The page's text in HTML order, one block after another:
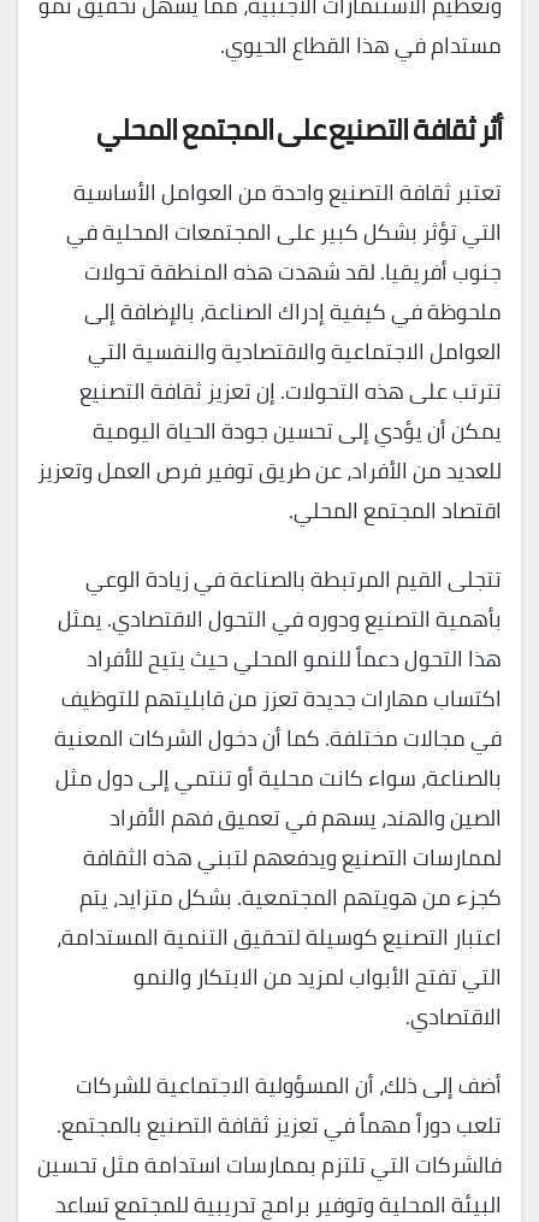
مستدام في هذا القطاع الحيوي.
أثر ثقافة التصنيع على المجتمع المحلي
تعتبر ثقافة التصنيع واحدة من العوامل الأساسية
التي تؤثر بشكل كبير على المجتمعات المحلية في
جنوب أفريقيا. لقد شهدت هذه المنطقة تحولات
ملحوظة في كيفية إدراك الصناعة، بالإضافة إلى
العوامل الاجتماعية والاقتصادية والنفسية التي
تترتب على هذه التحولات. إن تعزيز ثقافة التصنيع
يمكن أن يؤدي إلى تحسين جودة الحياة اليومية
للعديد من الأفراد، عن طريق توفير فرص العمل وتعزيز
اقتصاد المجتمع المحلي.
تتجلى القيم المرتبطة بالصناعة في زيادة الوعي
بأهمية التصنيع ودوره في التحول الاقتصادي. يمثل
هذا التحول دعماً للنمو المحلي حيث يتيح للأفراد
اكتساب مهارات جديدة تعزز من قابليتهم للتوظيف
في مجالات مختلفة. كما أن دخول الشركات المعنية
بالصناعة، سواء كانت محلية أو تنتمي إلى دول مثل
الصين والهند، يسهم في تعميق فهم الأفراد
لممارسات التصنيع ويدفعهم لتبني هذه الثقافة
كجزء من هويتهم المجتمعية. بشكل متزايد، يتم
اعتبار التصنيع كوسيلة لتحقيق التنمية المستدامة،
التي تفتح الأبواب لمزيد من الابتكار والنمو
الاقتصادي.
أضف إلى ذلك، أن المسؤولية الاجتماعية للشركات
تلعب دوراً مهماً في تعزيز ثقافة التصنيع بالمجتمع.
فالشركات التي تلتزم بممارسات استدامة مثل تحسين
البيئة المحلية وتوفير برامج تدريبية للمجتمع تساعد